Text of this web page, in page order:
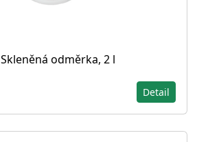
Skleněná odměrka, 2 l
Detail